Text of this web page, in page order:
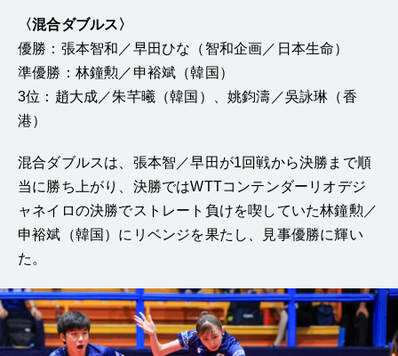
〈混合ダブルス〉
優勝：張本智和／早田ひな（智和企画／日本生命）
準優勝：林鐘勲／申裕斌（韓国）
3位：趙大成／朱芊曦（韓国）、姚鈞濤／吳詠琳（香
港）
混合ダブルスは、張本智／早田が1回戦から決勝まで順
当に勝ち上がり、決勝ではWTTコンテンダーリオデジ
ャネイロの決勝でストレート負けを喫していた林鐘勲／
申裕斌（韓国）にリベンジを果たし、見事優勝に輝い
た。